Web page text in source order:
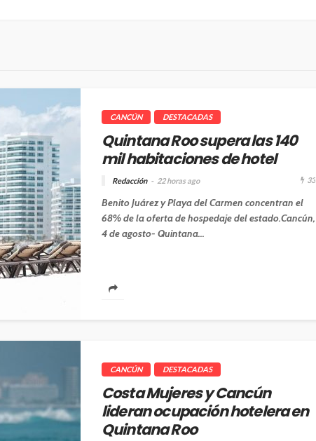
CANCÚN DESTACADAS
Quintana Roo supera las 140
mil habitaciones de hotel
Redacción 22 horas ago 33
Benito Juárez y Playa del Carmen concentran el
68% de la oferta de hospedaje del estado.Cancún,
4 de agosto- Quintana...
CANCÚN DESTACADAS
Costa Mujeres y Cancún
lideran ocupación hotelera en
Quintana Roo